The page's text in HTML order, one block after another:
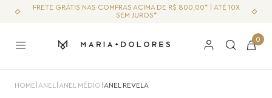
FRETE GRÁTIS NAS COMPRAS ACIMA DE R$ 800,00* | ATÉ 10X
SEM JUROS*
0
HOME ANEL ANEL MÉDIO ANEL REVELA